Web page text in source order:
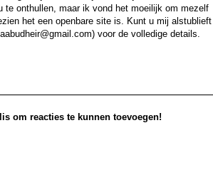
te onthullen, maar ik vond het moeilijk om mezelf
het een openbare site is. Kunt u mij alstublieft
voor de volledige details.
om reacties te kunnen toevoegen!